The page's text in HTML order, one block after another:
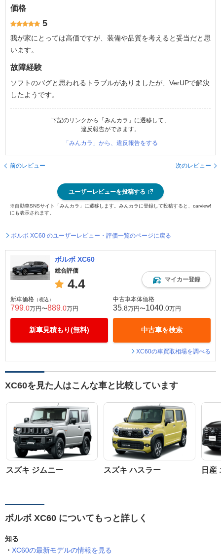
価格
5
我が家にとっては高価ですが、装備や品質を考えると妥当だと思
います。
故障経験
ソフトのバグと思われるトラブルがありましたが、VerUPで解決
したようです。
下記のリンクから「みんカラ」に遷移して、
違反報告ができます。
「みんカラ」から、違反報告をする
前のレビュー 次のレビュー
ユーザーレビューを投稿する
※自動車SNSサイト「みんカラ」に遷移します。みんカラに登録して投稿すると、carview!
にも表示されます。
ボルボ XC60 のユーザーレビュー・評価一覧のページに戻る
ボルボ XC60
総合評価
4.4 マイカー登録
新車価格 （税込）
799 .0万円〜889 .0万円
新車見積もり(無料)
中古車本体価格
35 .8万円〜1040 .0万円
中古車を検索
XC60の車買取相場を調べる
XC60を見た人はこんな車と比較しています
スズキ ジムニー スズキ ハスラー 日産
ボルボ XC60 についてもっと詳しく
知る
XC60の最新モデルの情報を見る